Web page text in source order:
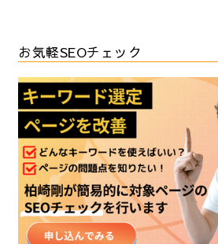
お気軽SEOチェック